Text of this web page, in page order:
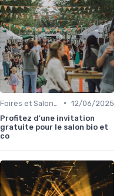
• 12/06/2025
Profitez d'une invitation
gratuite pour le salon bio et
co